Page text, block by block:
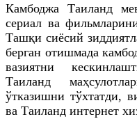
Камбоджа Таиланд
сериал ва
Ташқи сиёсий
берган отишмада
вазиятни
Таиланд
ўтказишни тўхтатди,
ва Таиланд интернет